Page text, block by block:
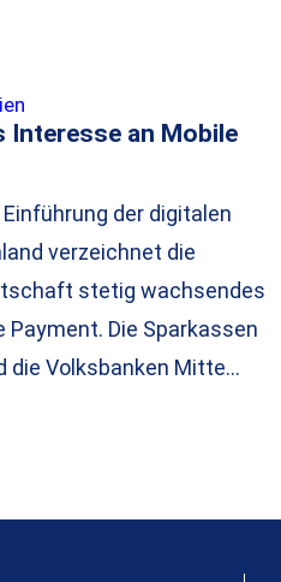
Interesse an Mobile
der digitalen
verzeichnet die
stetig wachsendes
Payment. Die Sparkassen
die Volksbanken Mitte…